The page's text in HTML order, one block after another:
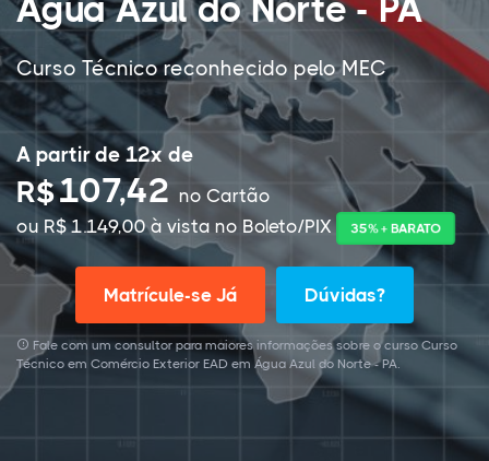
Água Azul do Norte - PA
Curso Técnico reconhecido pelo MEC
A partir de 12x de
R$107,42 no Cartão
ou R$ 1.149,00 à vista no Boleto/PIX
35% + BARATO
Matrícule-se Já Dúvidas?
Fale com um consultor para maiores informações sobre o curso Curso
Técnico em Comércio Exterior EAD em Água Azul do Norte - PA.